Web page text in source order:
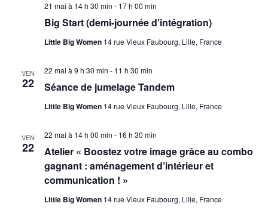
Big Start (demi-journée d’intégration)
21 mai à 14 h 30 min - 17 h 00 min
Little Big Women 14 rue Vieux Faubourg, Lille, France
VEN
22 Séance de jumelage Tandem
22 mai à 9 h 30 min - 11 h 30 min
Little Big Women 14 rue Vieux Faubourg, Lille, France
VEN
22
Atelier « Boostez votre image grâce au combo
gagnant : aménagement d’intérieur et
communication ! »
22 mai à 14 h 00 min - 16 h 30 min
Little Big Women 14 rue Vieux Faubourg, Lille, France